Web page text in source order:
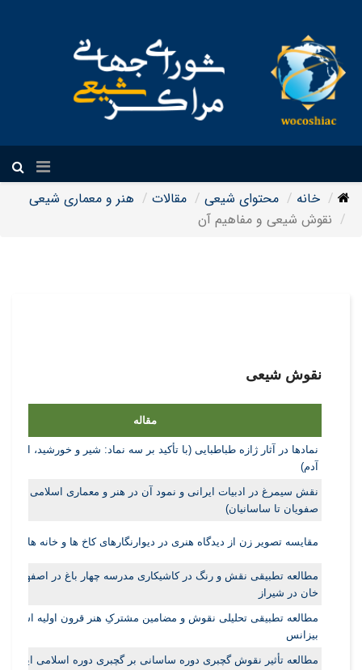
خانه محتوای شیعی مقالات
هنر و معماری شیعی
نقوش شیعی و مفاهیم آن
نقوش شیعی
مقاله
نمادها در آثار ژازه طباطبایی (با تأکید بر سه نماد: شیر و خورشید، اسب
آدم)
نقش سیمرغ در ادبیات ایرانی و نمود آن در هنر و معماری اسلامی (از
صفویان تا ساسانیان)
مقایسه تصویر زن از دیدگاه هنری در دیوارنگارهای کاخ ها و خانه های
مطالعه تطبیقی نقش و رنگ در کاشیکاری مدرسه چهار باغ در اصفهان و
خان در شیراز
مطالعه تطبیقی تحلیلی نقوش و مضامین مشترکِ هنر قرون اولیه
بیزانس
مطالعه تأثیر نقوش گچبری دوره ساسانی بر گچبری دوره اسلامی ایران